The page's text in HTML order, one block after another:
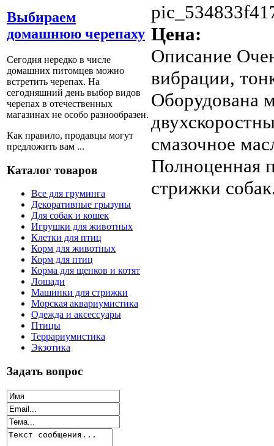
Выбираем
домашнюю черепаху
Сегодня нередко в числе
домашних питомцев можно
встретить черепах. На
сегодняшний день выбор видов
черепах в отечественных
магазинах не особо разнообразен.
Как правило, продавцы могут
предложить вам ...
Каталог товаров
Все для груминга
Декоративные грызуны
Для собак и кошек
Игрушки для животных
Клетки для птиц
Корм для животных
Корм для птиц
Корма для щенков и котят
Лошади
Машинки для стрижки
Морская аквариумистика
Одежда и аксессуары
Птицы
Террариумистика
Экзотика
Задать вопрос
Цена:
Описание
вибрации,
Оборудована
смазочное
Полноценная
стрижки